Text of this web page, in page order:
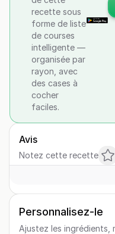
recette sous
forme de liste
de courses
intelligente —
organisée par
rayon, avec
des cases à
cocher
faciles.
Avis
Notez cette recette
Personnalisez-le
Ajustez les ingrédients,